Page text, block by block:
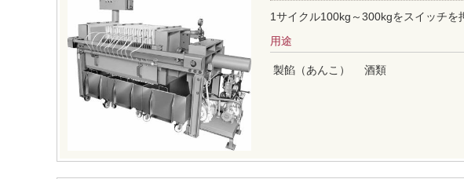
1サイクル100kg～300kgをスイッチを
用途
製餡（あんこ） 酒類